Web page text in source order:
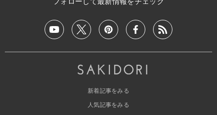
新着記事をみる
人気記事をみる